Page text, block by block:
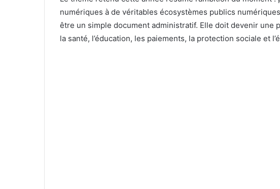
numériques à de véritables écosystèmes publics
être un simple document administratif. Elle doit devenir une
la santé, l’éducation, les paiements, la protection sociale et